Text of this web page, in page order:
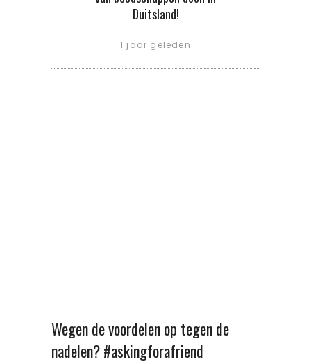
Duitsland!
1 jaar geleden
Wegen de voordelen op tegen de
nadelen? #askingforafriend